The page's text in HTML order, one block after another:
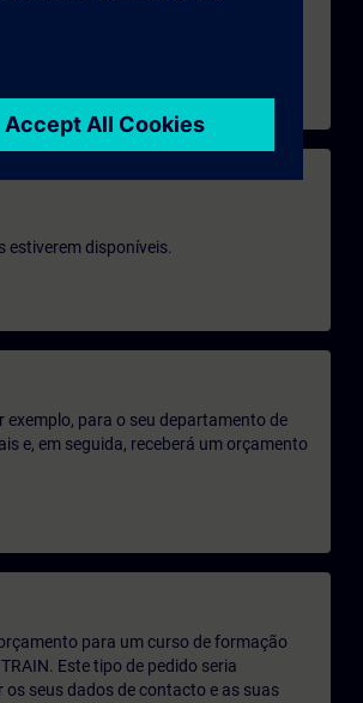
estiverem disponíveis.
para o seu departamento de
e, em seguida, receberá um orçamento
para um curso de formação
Este tipo de pedido seria
seus dados de contacto e as suas